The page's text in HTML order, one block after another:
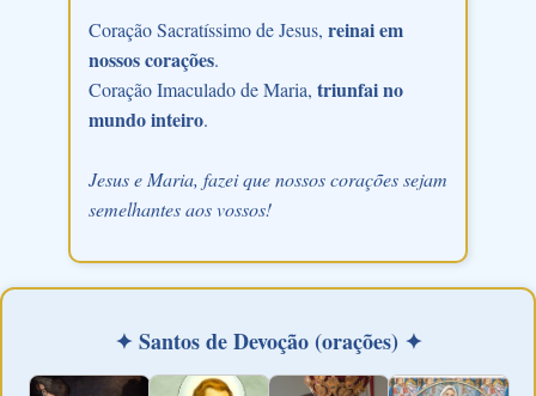
Coração Sacratíssimo de Jesus, reinai em
nossos corações.
Coração Imaculado de Maria, triunfai no
mundo inteiro.
Jesus e Maria, fazei que nossos corações sejam
semelhantes aos vossos!
✦ Santos de Devoção (orações) ✦